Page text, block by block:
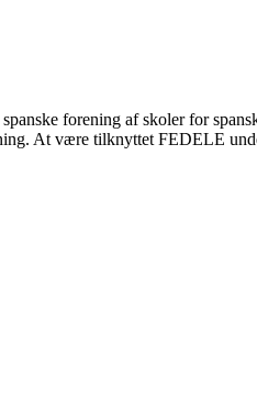
forening af skoler for
At være tilknyttet FEDELE